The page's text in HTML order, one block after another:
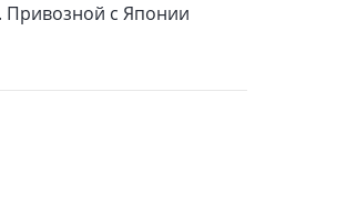
Привозной с Японии